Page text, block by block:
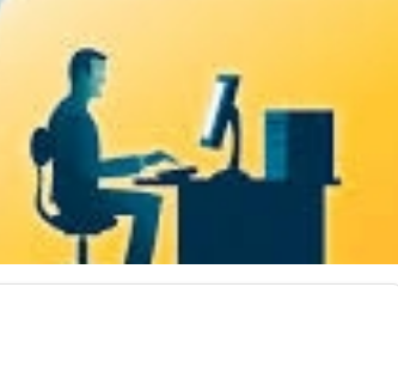
Cultura e società digitali